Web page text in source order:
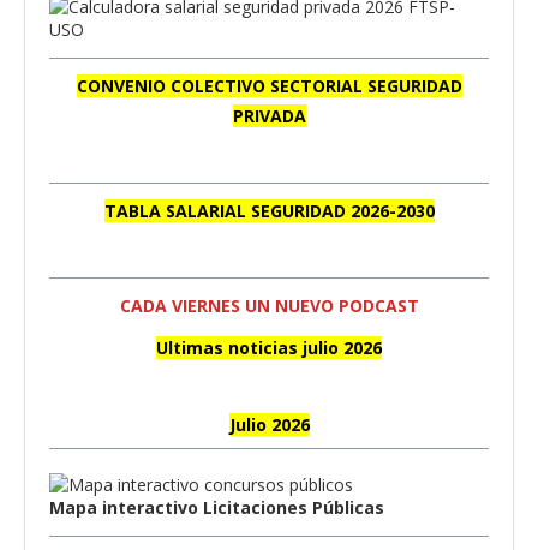
CONVENIO COLECTIVO SECTORIAL SEGURIDAD
PRIVADA
TABLA SALARIAL SEGURIDAD 2026-2030
CADA VIERNES UN NUEVO PODCAST
Ultimas noticias julio 2026
Julio 2026
Mapa interactivo Licitaciones Públicas